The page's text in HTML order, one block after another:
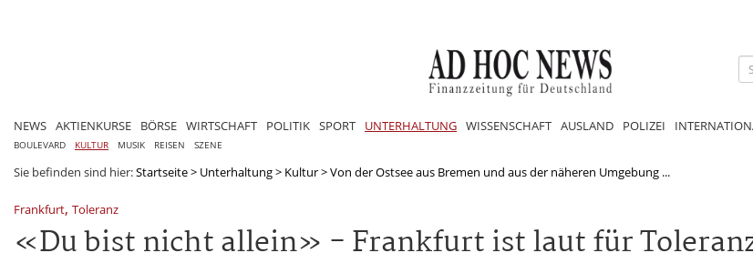
NEWS AKTIENKURSE BÖRSE WIRTSCHAFT POLITIK SPORT UNTERHALTUNG WISSENSCHAFT AUSLAND POLIZEI
BOULEVARD KULTUR MUSIK REISEN SZENE
Sie befinden sind hier:Startseite> Unterhaltung> Kultur>Von der Ostsee aus Bremen und aus der näheren Umgebung ...
Frankfurt, Toleranz
«Du bist nicht allein» - Frankfurt ist laut für